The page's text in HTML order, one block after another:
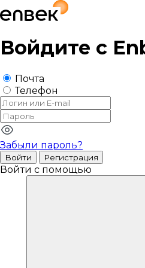
Войдите с
Почта
Телефон
Забыли пароль?
Войти Регистрация
Войти с помощью